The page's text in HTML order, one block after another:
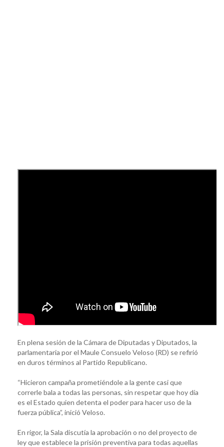
En plena sesión de la Cámara de Diputadas y Diputados, la
parlamentaria por el Maule Consuelo Veloso (RD) se refirió
en duros términos al Partido Republicano.
“Hicieron campaña prometiéndole a la gente casi que
correrle bala a todas las personas, sin respetar que hoy día
es el Estado quien detenta el poder para hacer uso de la
fuerza pública”, inició Veloso.
En rigor, la Sala discutía la aprobación o no del proyecto de
ley que establece la prisión preventiva para todas aquellas